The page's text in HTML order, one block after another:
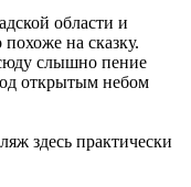
области и
на сказку.
слышно пение
открытым небом
здесь практически